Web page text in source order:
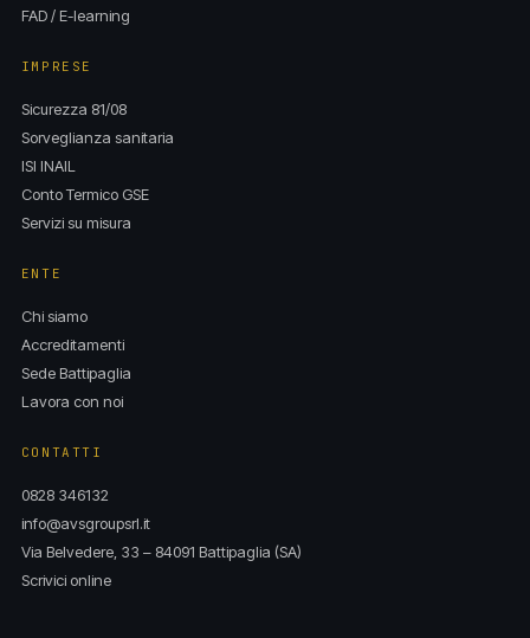
FAD / E-learning
IMPRESE
Sicurezza 81/08
Sorveglianza sanitaria
ISI INAIL
Conto Termico GSE
Servizi su misura
ENTE
Chi siamo
Accreditamenti
Sede Battipaglia
Lavora con noi
CONTATTI
0828 346132
info@avsgroupsrl.it
Via Belvedere, 33 – 84091 Battipaglia (SA)
Scrivici online